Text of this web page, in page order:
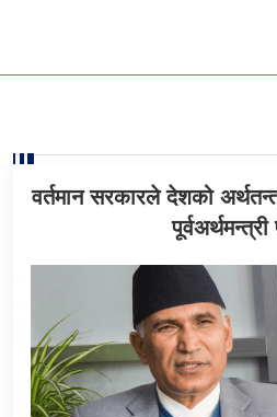
वर्तमान सरकारले देशको